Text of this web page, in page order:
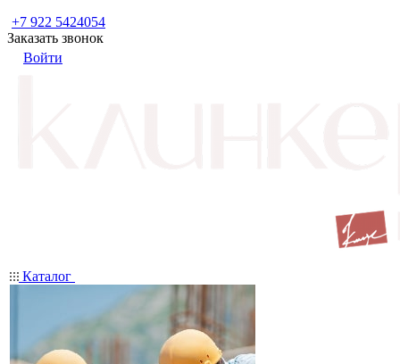
+7 922 5424054
Заказать звонок
Войти
Каталог